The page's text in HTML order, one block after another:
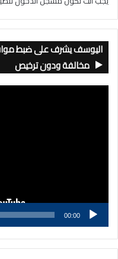
اليوسف يشرف على ضبط مواقع
مخالفة ودون ترخيص
00:00